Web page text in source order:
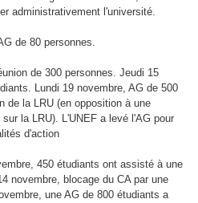
administrativement l'université.
de 80 personnes.
de 300 personnes. Jeudi 15
Lundi 19 novembre, AG de 500
de la LRU (en opposition à une
la LRU). L'UNEF a levé l'AG pour
d'action
450 étudiants ont assisté à une
novembre, blocage du CA par une
une AG de 800 étudiants a